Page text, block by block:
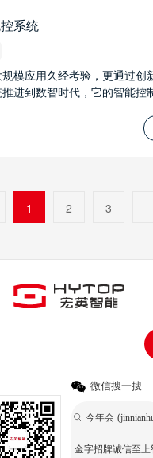
系统
模应用久经考验，更通过创
进到数智时代，它的智能控
系统的发展，并提升工作的安
程建设、物流运输还是其他起
1 2 3
微信搜一搜
今年会
金字招牌诚信至上